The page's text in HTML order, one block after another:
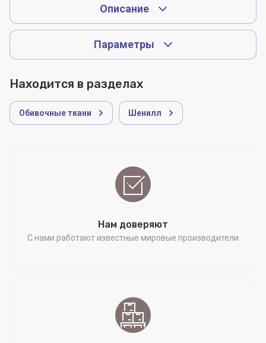
Описание
Параметры
Находится в разделах
Обивочные ткани Шенилл
Нам доверяют
С нами работают известные мировые производители